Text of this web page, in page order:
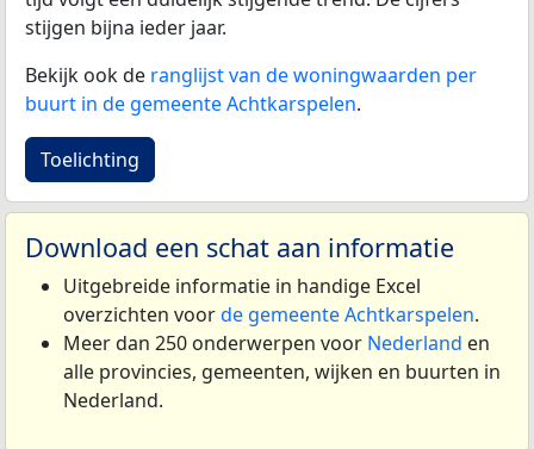
stijgen bijna ieder jaar.
Bekijk ook de ranglijst van de woningwaarden per
buurt in de gemeente Achtkarspelen.
Toelichting
Download een schat aan informatie
Uitgebreide informatie in handige Excel
overzichten voorde gemeente Achtkarspelen.
Meer dan 250 onderwerpen voor Nederland en
alle provincies, gemeenten, wijken en buurten in
Nederland.